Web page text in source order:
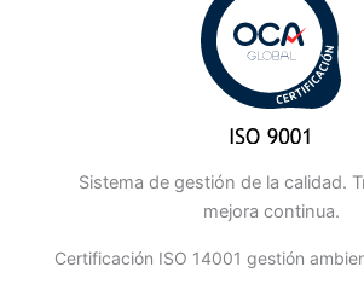
Sistema de gestión de la calidad.
mejora continua.
Certificación ISO 14001 gestión